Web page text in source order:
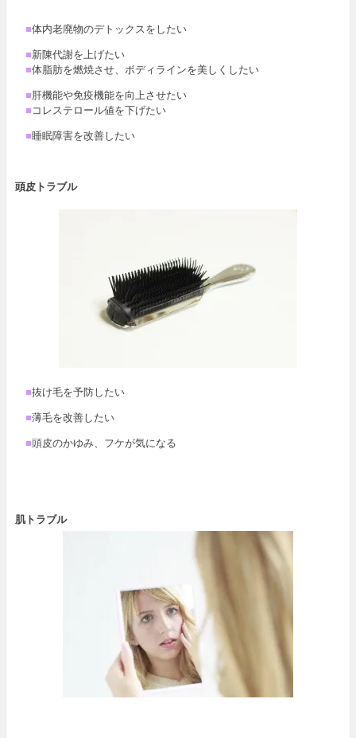
■体内老廃物のデトックスをしたい
■新陳代謝を上げたい
■体脂肪を燃焼させ、ボディラインを美しくしたい
■肝機能や免疫機能を向上させたい
■コレステロール値を下げたい
■睡眠障害を改善したい
頭皮トラブル
■抜け毛を予防したい
■薄毛を改善したい
■頭皮のかゆみ、フケが気になる
肌トラブル